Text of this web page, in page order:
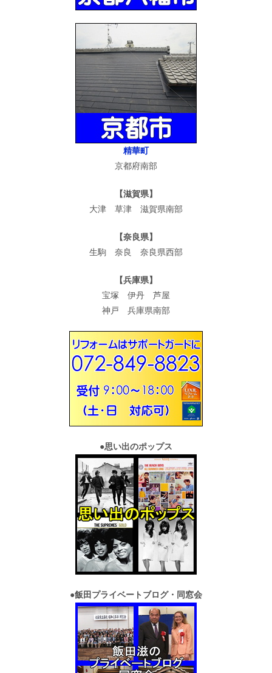
精華町
京都府南部
【滋賀県】
大津 草津 滋賀県南部
【奈良県】
生駒 奈良 奈良県西部
【兵庫県】
宝塚 伊丹 芦屋
神戸 兵庫県南部
●思い出のポップス
●飯田プライベートブログ・同窓会